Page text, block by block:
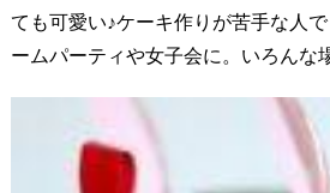
ても可愛い♪ケーキ作りが苦手な人
ームパーティや女子会に。いろんな